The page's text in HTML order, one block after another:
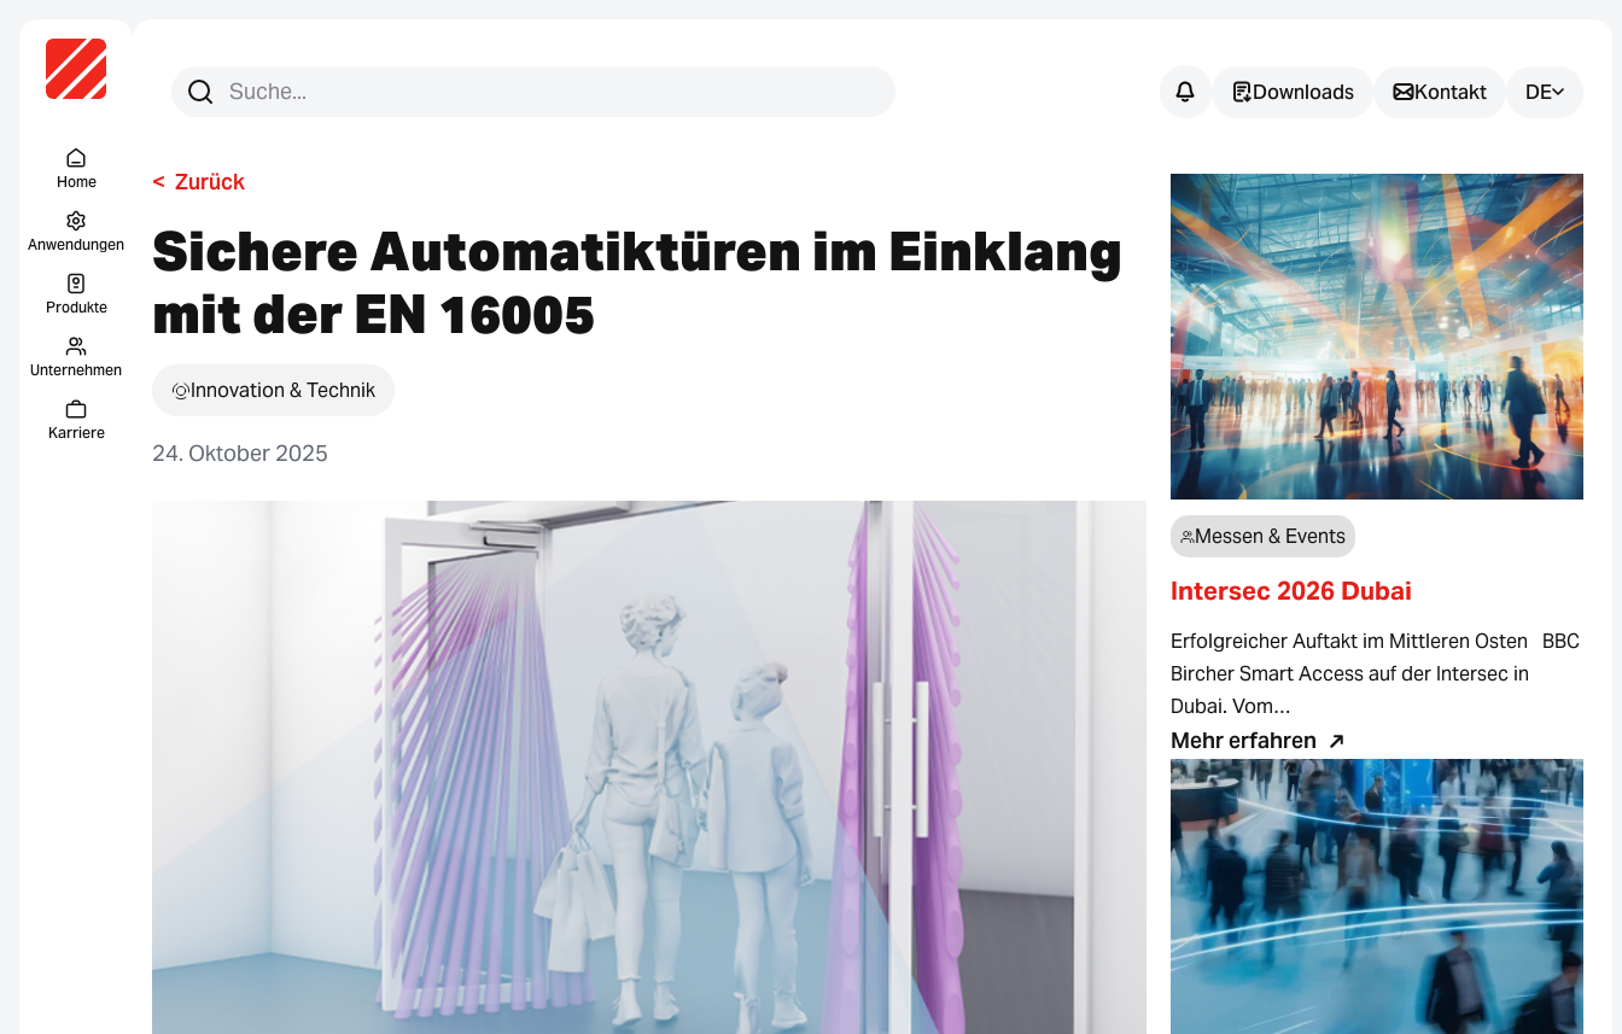
Home
Anwendungen
Produkte
Unternehmen
Karriere
Suchen Sie nach:
Suche
Downloads Kontakt DE
< Zurück
Sichere Automatiktüren im Einklang
mit der EN 16005
Innovation & Technik
24. Oktober 2025
Messen & Events
Intersec 2026 Dubai
Erfolgreicher Auftakt im Mittleren Osten BBC
Bircher Smart Access auf der Intersec in
Dubai. Vom…
Mehr erfahren
offene
Fragen?
Wir unterstützen Sie dabei, die
passende Sensorlösung für Ihre
Anwendung zu finden.